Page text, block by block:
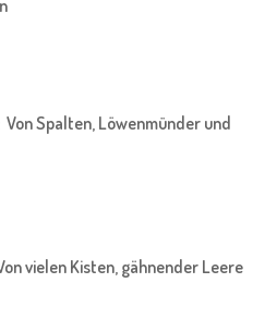
Spalten, Löwenmünder und
vielen Kisten, gähnender Leere